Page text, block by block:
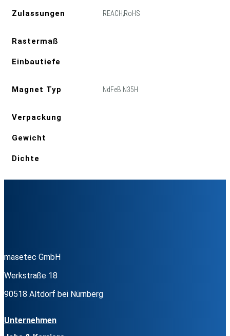
Zulassungen REACH;RoHS
Rastermaß
Einbautiefe
Magnet Typ NdFeB N35H
Verpackung
Gewicht
Dichte
masetec GmbH
Werkstraße 18
90518 Altdorf bei Nürnberg
Unternehmen